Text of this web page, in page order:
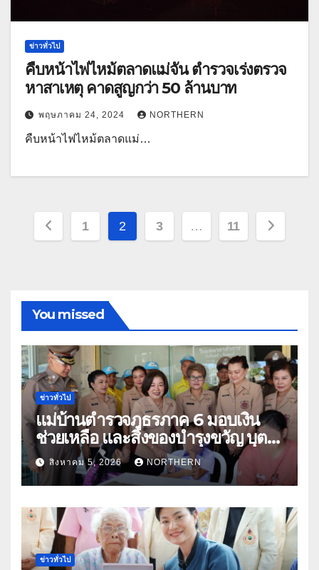
ข่าวทั่วไป
คืบหน้าไฟไหม้ตลาดแม่จัน ตำรวจเร่งตรวจ
หาสาเหตุ คาดสูญกว่า 50 ล้านบาท
พฤษภาคม 24, 2024 NORTHERN
คืบหน้าไฟไหม้ตลาดแม่…
Posts
1 2 3 … 11
You missed
ข่าวทั่วไป
แม่บ้านตำรวจภูธรภาค 6 มอบเงิน
ช่วยเหลือ และสิ่งของบำรุงขวัญ บุตร-
ธิดา ข้าราชการตำรวจจังหวัด
อุทัยธานี
สิงหาคม 5, 2026 NORTHERN
ข่าวทั่วไป